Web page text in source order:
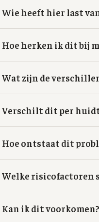
Wie heeft hier last
Hoe herken ik dit bij
Wat zijn de
Verschilt dit per
Hoe ontstaat dit
Welke risicofactoren
Kan ik dit voorkomen?